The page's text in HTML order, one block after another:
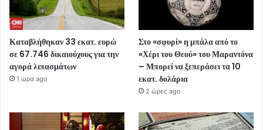
Καταβλήθηκαν 33 εκατ. ευρώ
σε 67.746 δικαιούχους για την
αγορά λιπασμάτων
1 ώρα ago
Στο «σφυρί» η μπάλα από το
«Χέρι του Θεού» του Μαραντόνα
– Μπορεί να ξεπεράσει τα 10
εκατ. δολάρια
2 ώρες ago